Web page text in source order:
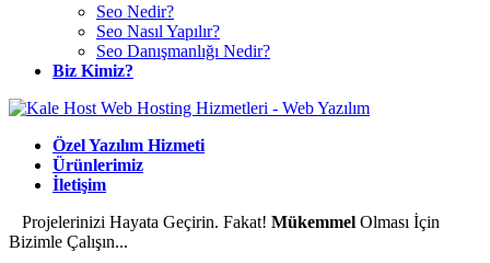
Seo Nedir?
Seo Nasıl Yapılır?
Seo Danışmanlığı Nedir?
Biz Kimiz?
Özel Yazılım Hizmeti
Ürünlerimiz
İletişim
Projelerinizi Hayata Geçirin. Fakat! Mükemmel Olması İçin
Bizimle Çalışın...